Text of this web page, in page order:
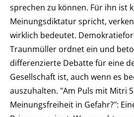
sprechen zu können. Für ihn ist
Meinungsdiktatur spricht,
wirklich bedeutet.
Traunmüller ordnet ein und
differenzierte Debatte für eine
Gesellschaft ist, auch wenn es
auszuhalten. "Am Puls mit Mitri
Meinungsfreiheit in Gefahr?":